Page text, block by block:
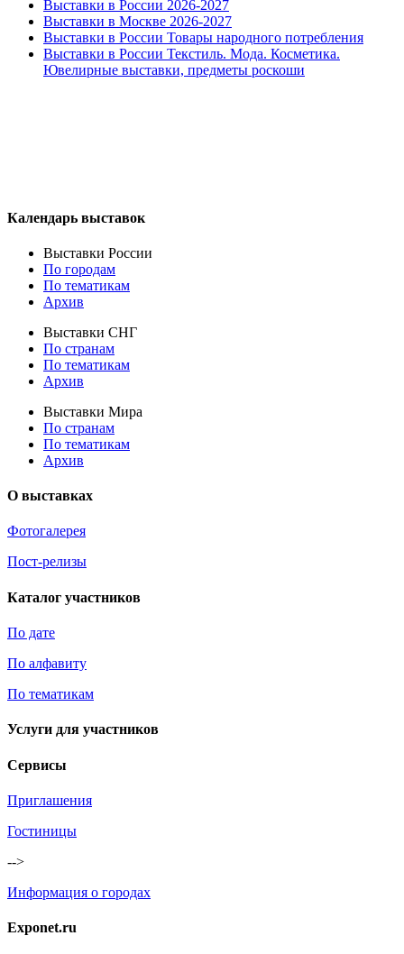
Выставки в России 2026-2027
Выставки в Москве 2026-2027
Выставки в России Товары народного потребления
Выставки в России Текстиль. Мода. Косметика.
Ювелирные выставки, предметы роскоши
Календарь выставок
Выставки России
По городам
По тематикам
Архив
Выставки СНГ
По странам
По тематикам
Архив
Выставки Мира
По странам
По тематикам
Архив
О выставках
Фотогалерея
Пост-релизы
Каталог участников
По дате
По алфавиту
По тематикам
Услуги для участников
Сервисы
Приглашения
Гостиницы
-->
Информация о городах
Exponet.ru